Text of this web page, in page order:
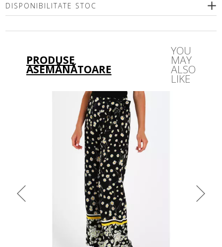
DISPONIBILITATE STOC
PRODUSE
ASEMĂNĂTOARE
YOU
MAY
ALSO
LIKE